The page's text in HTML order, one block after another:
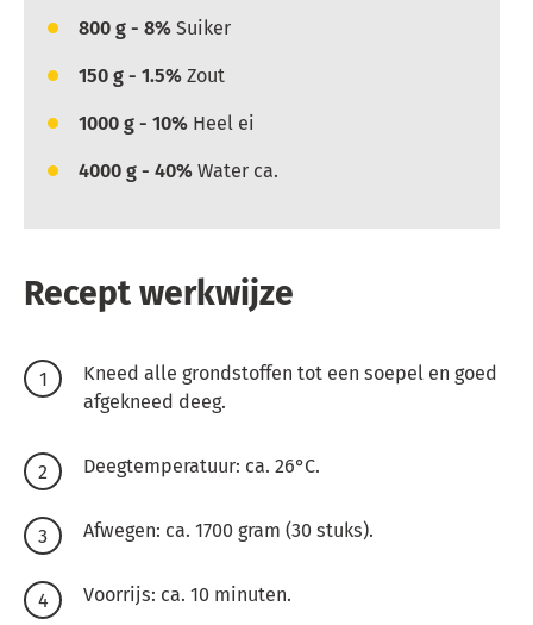
800 g - 8% Suiker
150 g - 1.5% Zout
1000 g - 10% Heel ei
4000 g - 40% Water ca.
Recept werkwijze
Kneed alle grondstoffen tot een soepel en goed
afgekneed deeg.
Deegtemperatuur: ca. 26°C.
Afwegen: ca. 1700 gram (30 stuks).
Voorrijs: ca. 10 minuten.